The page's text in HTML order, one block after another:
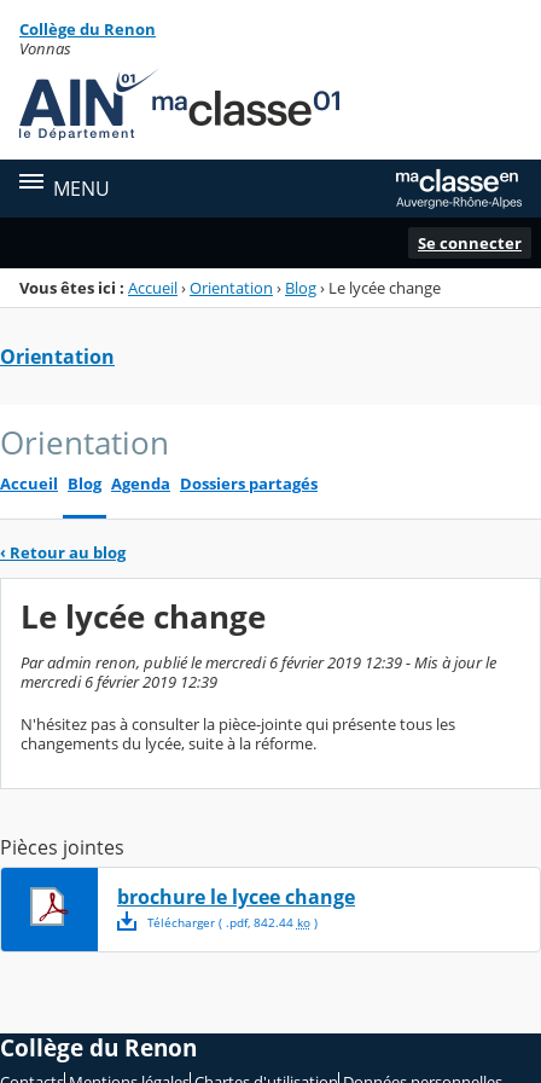
Menu de la rubrique
Contenu
Collège du Renon
Vonnas
MENU
Se connecter
Vous êtes ici : Accueil›Orientation › Blog› Le lycée change
Orientation
Orientation
Accueil Blog Agenda Dossiers partagés
‹ Retour au blog
Le lycée change
Par admin renon, publié le mercredi 6 février 2019 12:39 - Mis à jour le
mercredi 6 février 2019 12:39
N'hésitez pas à consulter la pièce-jointe qui présente tous les
changements du lycée, suite à la réforme.
Pièces jointes
brochure le lycee change
Télécharger( .pdf, 842.44 ko)
Collège du Renon